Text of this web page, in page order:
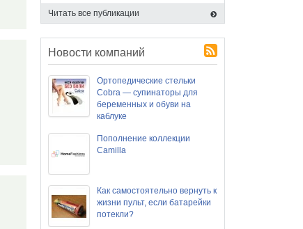
Читать все публикации
Новости компаний
Ортопедические стельки
Cobra — супинаторы для
беременных и обуви на
каблуке
Пополнение коллекции
Camilla
Как самостоятельно вернуть к
жизни пульт, если батарейки
потекли?